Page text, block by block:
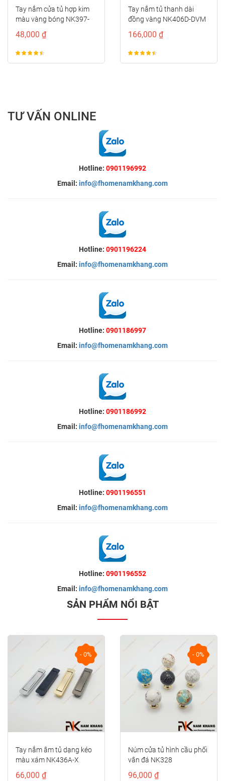
Tay nắm cửa tủ hợp kim
màu vàng bóng NK397-
48,000 ₫
Tay nắm tủ thanh dài
đồng vàng NK406D-DVM
166,000 ₫
TƯ VẤN ONLINE
Hotline: 0901196992
Email: info@fhomenamkhang.com
Hotline: 0901196224
Email: info@fhomenamkhang.com
Hotline: 0901186997
Email: info@fhomenamkhang.com
Hotline: 0901186992
Email: info@fhomenamkhang.com
Hotline: 0901196551
Email: info@fhomenamkhang.com
Hotline: 0901196552
Email: info@fhomenamkhang.com
SẢN PHẨM NỔI BẬT
- 0%
Tay nắm âm tủ dạng kéo
màu xám NK436A-X
66,000 ₫
- 0%
Núm cửa tủ hình cầu phối
vân đá NK328
96,000 ₫